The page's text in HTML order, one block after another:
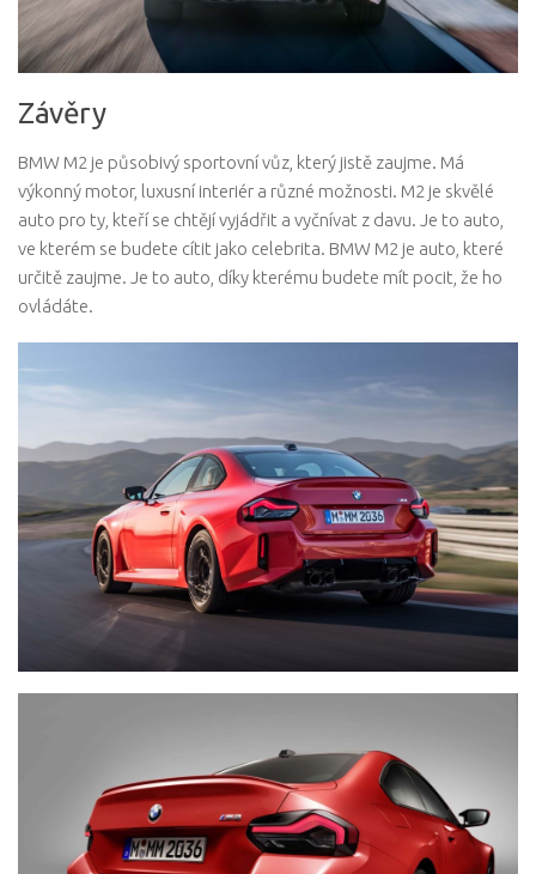
Závěry
BMW M2 je působivý sportovní vůz, který jistě zaujme. Má
výkonný motor, luxusní interiér a různé možnosti. M2 je skvělé
auto pro ty, kteří se chtějí vyjádřit a vyčnívat z davu. Je to auto,
ve kterém se budete cítit jako celebrita. BMW M2 je auto, které
určitě zaujme. Je to auto, díky kterému budete mít pocit, že ho
ovládáte.